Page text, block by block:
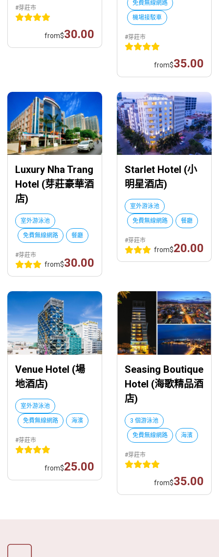
#芽莊市
from$30.00
免費無線網路
機場接駁車
#芽莊市
from$35.00
Luxury Nha Trang
Hotel (芽莊豪華酒
店)
室外游泳池
免費無線網路 餐廳
#芽莊市
from$30.00
Starlet Hotel (小
明星酒店)
室外游泳池
免費無線網路 餐廳
#芽莊市
from$20.00
Venue Hotel (場
地酒店)
室外游泳池
免費無線網路 海濱
#芽莊市
from$25.00
Seasing Boutique
Hotel (海歌精品酒
店)
3 個游泳池
免費無線網路 海濱
#芽莊市
from$35.00